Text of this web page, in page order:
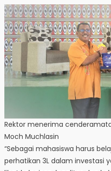
Rektor menerima cenderamata
Moch Muchlasin
“Sebagai mahasiswa harus
perhatikan 3L dalam investasi